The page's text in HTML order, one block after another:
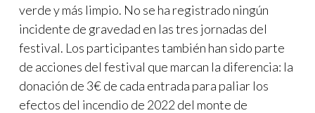
verde y más limpio. No se ha registrado ningún
incidente de gravedad en las tres jornadas del
festival. Los participantes también han sido parte
de acciones del festival que marcan la diferencia: la
donación de 3€ de cada entrada para paliar los
efectos del incendio de 2022 del monte de